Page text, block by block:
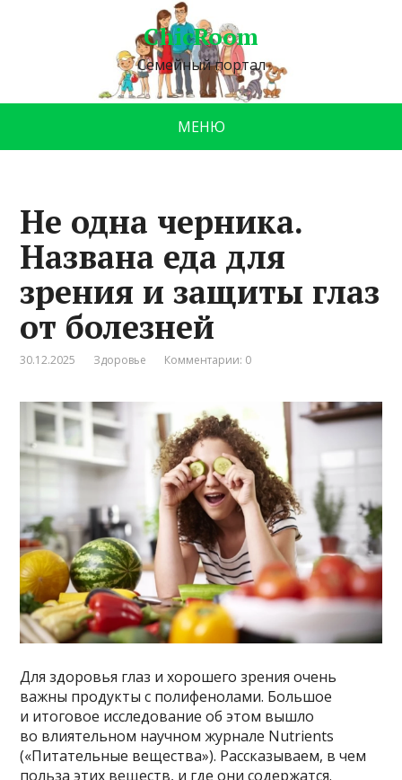
ChicRoom
Семейный портал
МЕНЮ
Не одна черника.
Названа еда для
зрения и защиты глаз
от болезней
30.12.2025 Здоровье Комментарии: 0
Для здоровья глаз и хорошего зрения очень
важны продукты с полифенолами. Большое
и итоговое исследование об этом вышло
во влиятельном научном журнале Nutrients
(«Питательные вещества»). Рассказываем, в чем
польза этих веществ, и где они содержатся.